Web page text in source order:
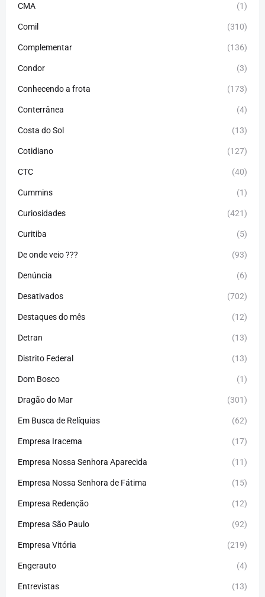
CMA (1)
Comil (310)
Complementar (136)
Condor (3)
Conhecendo a frota (173)
Conterrânea (4)
Costa do Sol (13)
Cotidiano (127)
CTC (40)
Cummins (1)
Curiosidades (421)
Curitiba (5)
De onde veio ??? (93)
Denúncia (6)
Desativados (702)
Destaques do mês (12)
Detran (13)
Distrito Federal (13)
Dom Bosco (1)
Dragão do Mar (301)
Em Busca de Relíquias (62)
Empresa Iracema (17)
Empresa Nossa Senhora Aparecida (11)
Empresa Nossa Senhora de Fátima (15)
Empresa Redenção (12)
Empresa São Paulo (92)
Empresa Vitória (219)
Engerauto (4)
Entrevistas (13)